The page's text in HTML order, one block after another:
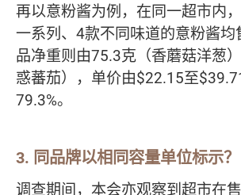
再以意粉酱为例，在同一超市内
一系列、4款不同味道的意粉酱
品净重则由75.3克（香蘑菇洋葱
惑蕃茄），单价由$22.15至
79.3%。
3. 同品牌以相同容量单位标示？
调查期间，本会亦观察到超市在